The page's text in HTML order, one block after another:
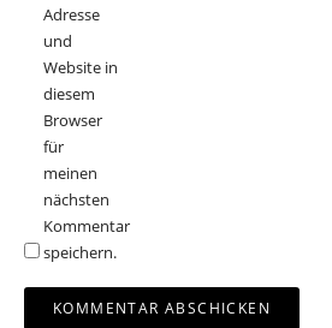
Adresse
und
Website in
diesem
Browser
für
meinen
nächsten
Kommentar
speichern.